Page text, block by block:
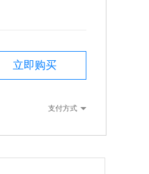
立即购买
支付方式